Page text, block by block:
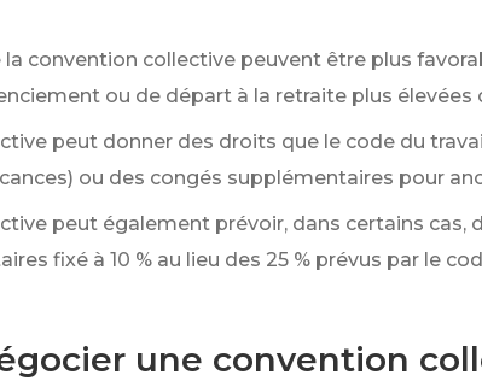
convention collective peuvent être plus
ou de départ à la retraite plus
peut donner des droits que le code du
ou des congés supplémentaires pour
peut également prévoir, dans certains
fixé à 10 % au lieu des 25 % prévus par le
une convention